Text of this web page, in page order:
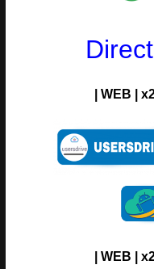
| WEB |
| WEB |